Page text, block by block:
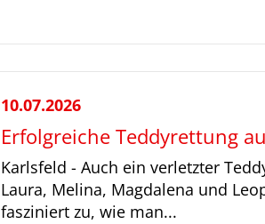
10.07.2026
Erfolgreiche Teddyrettung
Karlsfeld - Auch ein verletzter
Laura, Melina, Magdalena und
fasziniert zu, wie man...